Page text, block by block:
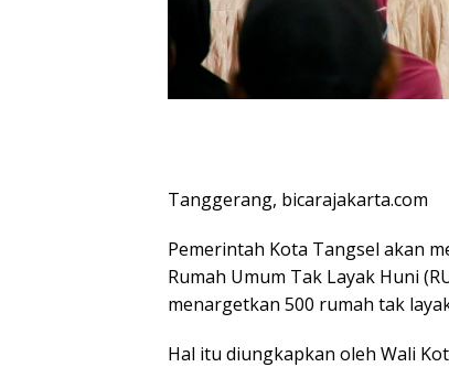
Tanggerang, bicarajakarta.com
Pemerintah Kota Tangsel akan
Rumah Umum Tak Layak Huni
menargetkan 500 rumah tak
Hal itu diungkapkan oleh Wali